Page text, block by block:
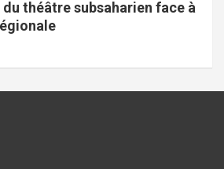
théâtre subsaharien face à